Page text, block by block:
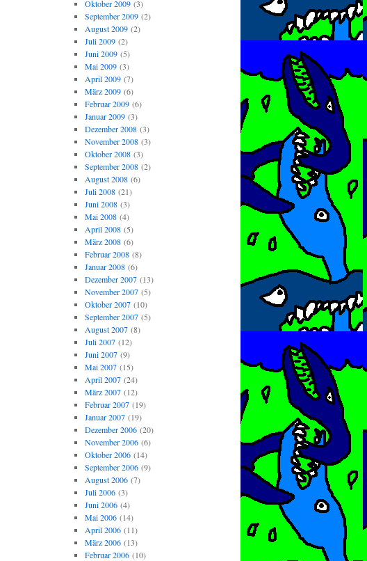
Oktober 2009(3)
September 2009(2)
August 2009(2)
Juli 2009(2)
Juni 2009(5)
Mai 2009(3)
April 2009(7)
März 2009(6)
Februar 2009(6)
Januar 2009(3)
Dezember 2008(3)
November 2008(3)
Oktober 2008(3)
September 2008(2)
August 2008(6)
Juli 2008(21)
Juni 2008(3)
Mai 2008(4)
April 2008(5)
März 2008(6)
Februar 2008(8)
Januar 2008(6)
Dezember 2007(13)
November 2007(5)
Oktober 2007(10)
September 2007(5)
August 2007(8)
Juli 2007(12)
Juni 2007(9)
Mai 2007(15)
April 2007(24)
März 2007(12)
Februar 2007(19)
Januar 2007(19)
Dezember 2006(20)
November 2006(6)
Oktober 2006(14)
September 2006(9)
August 2006(7)
Juli 2006(3)
Juni 2006(4)
Mai 2006(14)
April 2006(11)
März 2006(13)
Februar 2006(10)